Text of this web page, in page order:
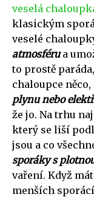
veselá
klasickým
veselé
atmosférua
to prostě
chaloupce
plynu nebo
že jo. Na trhu
který se liší
jsou a co
sporáky s
vaření. Když
menších